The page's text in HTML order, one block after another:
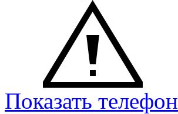
Показать телефон